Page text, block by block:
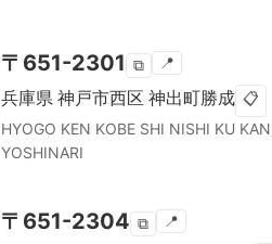
〒 651-2301 ⧉ 📍
兵庫県 神戸市西区 神出町勝成 📋
HYOGO KEN KOBE SHI NISHI KU
YOSHINARI
〒 651-2304 ⧉ 📍